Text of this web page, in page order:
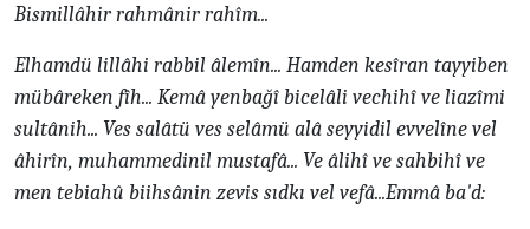
Bismillâhir rahmânir rahîm...
Elhamdü lillâhi rabbil âlemîn... Hamden kesîran tayyiben
mübâreken fîh... Kemâ yenbağî bicelâli vechihî ve liazîmi
sultânih... Ves salâtü ves selâmü alâ seyyidil evvelîne vel
âhirîn, muhammedinil mustafâ... Ve âlihî ve sahbihî ve
men tebiahû biihsânin zevis sıdkı vel vefâ...Emmâ ba'd: